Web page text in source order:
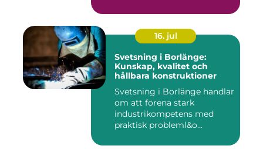
16. jul
Svetsning i Borlänge:
Kunskap, kvalitet och
hållbara konstruktioner
Svetsning i Borlänge handlar
om att förena stark
industrikompetens med
praktisk probleml&o...